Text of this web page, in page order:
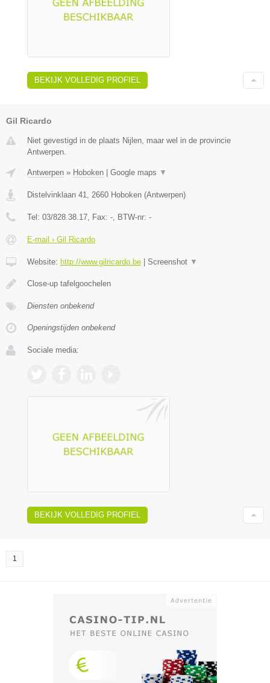
BEKIJK VOLLEDIG PROFIEL
Gil Ricardo
Niet gevestigd in de plaats Nijlen, maar wel in de provincie
Antwerpen.
Antwerpen » Hoboken Google maps ▼
Distelvinklaan 41, 2660 Hoboken (Antwerpen)
Tel: 03/828.38.17, Fax: -, BTW-nr: -
E-mail › Gil Ricardo
Website: http://www.gilricardo.be Screenshot ▼
Close-up tafelgoochelen
Diensten onbekend
Openingstijden onbekend
Sociale media:
BEKIJK VOLLEDIG PROFIEL
1